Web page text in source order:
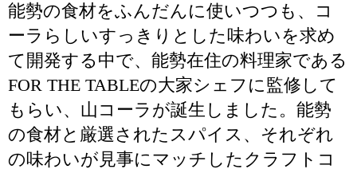
能勢の食材をふんだんに使いつつも、コ
ーラらしいすっきりとした味わいを求め
て開発する中で、能勢在住の料理家である
FOR THE TABLEの大家シェフに監修して
もらい、山コーラが誕生しました。能勢
の食材と厳選されたスパイス、それぞれ
の味わいが見事にマッチしたクラフトコ